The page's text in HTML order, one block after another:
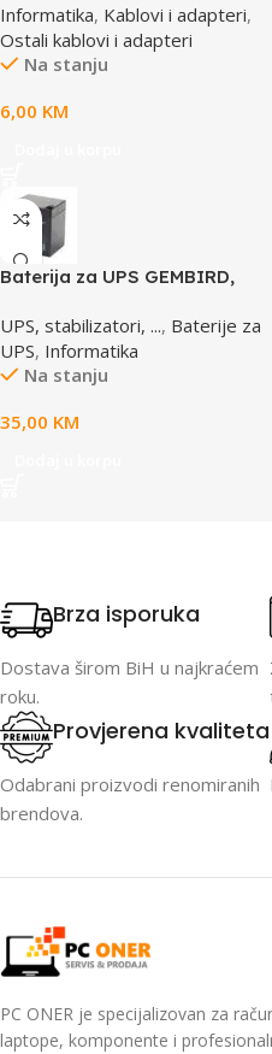
GEMBIRD
Informatika, Kablovi i adapteri,
Ostali kablovi i adapteri
Na stanju
6,00 KM
Baterija za UPS GEMBIRD,
UPS, stabilizatori, ..., Baterije za
UPS, Informatika
Na stanju
35,00 KM
Brza isporuka
Dostava širom BiH u najkraćem
roku.
Provjerena kvaliteta
Odabrani proizvodi renomiranih
brendova.
PC ONER je specijalizovan za
laptope, komponente i